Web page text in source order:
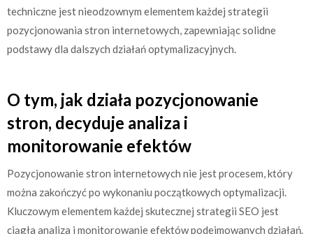
techniczne jest nieodzownym elementem każdej strategii
pozycjonowania stron internetowych, zapewniając solidne
podstawy dla dalszych działań optymalizacyjnych.
O tym, jak działa pozycjonowanie
stron, decyduje analiza i
monitorowanie efektów
Pozycjonowanie stron internetowych nie jest procesem, który
można zakończyć po wykonaniu początkowych optymalizacji.
Kluczowym elementem każdej skutecznej strategii SEO jest
ciągła analiza i monitorowanie efektów podejmowanych działań.